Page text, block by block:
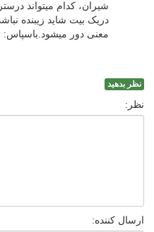
شیران، کدام میتواند
دریک بیت شاید زیبنده
معنی دور میشود.باسپاس:
نظر بدهید
نظر:
ارسال کننده: